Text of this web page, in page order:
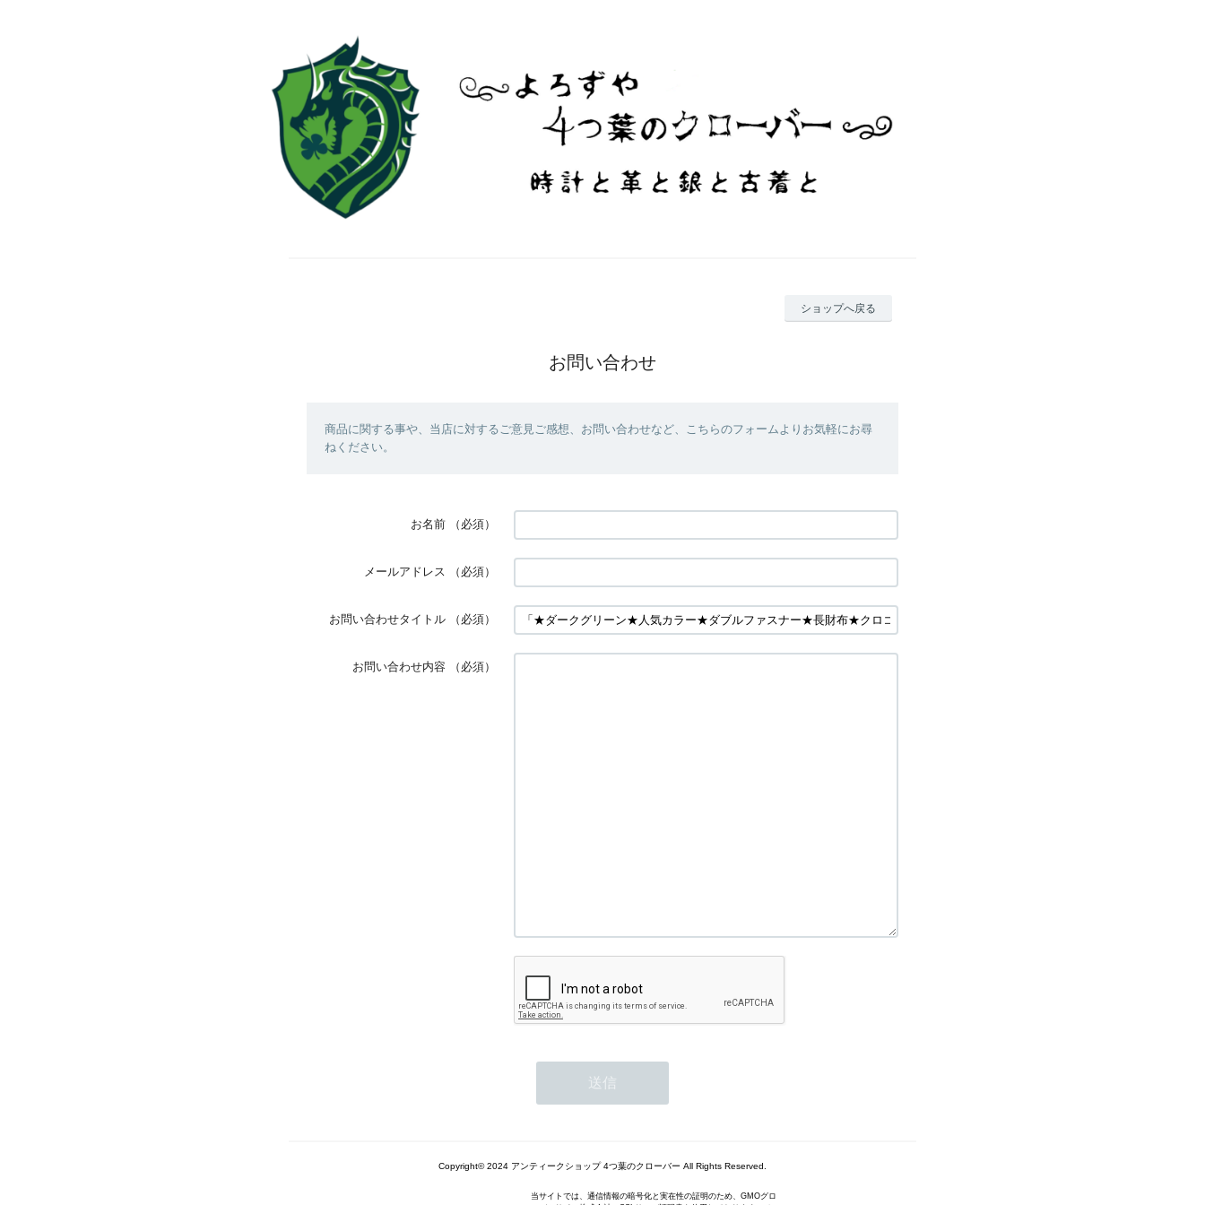
ショップへ戻る
お問い合わせ
商品に関する事や、当店に対するご意見ご感想、お問い合わせなど、こちらのフォームよりお気軽にお尋
ねください。
お名前 （必須）
メールアドレス （必須）
お問い合わせタイトル （必須）
お問い合わせ内容 （必須）
Copyright© 2024 アンティークショップ 4つ葉のクローバー All Rights Reserved.
当サイトでは、通信情報の暗号化と実在性の証明のため、GMOグロ